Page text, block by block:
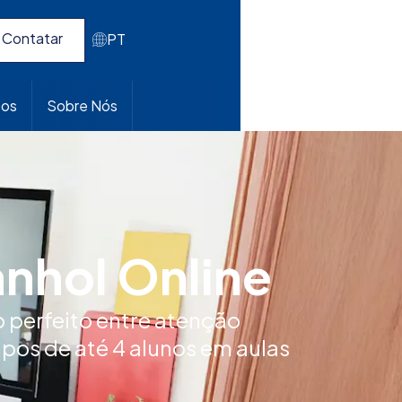
Contatar PT
Sobre Nós
Online
perfeito entre atenção
de até 4 alunos em aulas